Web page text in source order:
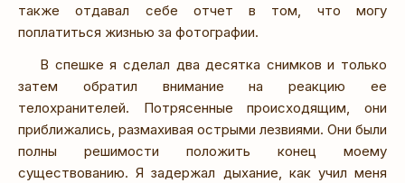
также отдавал себе отчет в том, что могу
поплатиться жизнью за фотографии.
В спешке я сделал два десятка снимков и только
затем обратил внимание на реакцию ее
телохранителей. Потрясенные происходящим, они
приближались, размахивая острыми лезвиями. Они были
полны решимости положить конец моему
существованию. Я задержал дыхание, как учил меня